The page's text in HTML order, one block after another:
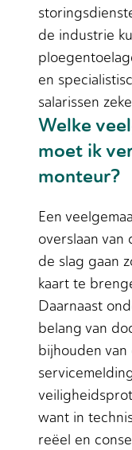
de industrie
en
salarissen
Welke
moet ik
monteur?
Een
overslaan van
de slag gaan
kaart te
Daarnaast
belang van
bijhouden
want in
reëel en